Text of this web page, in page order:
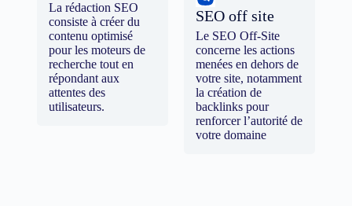
La rédaction SEO
consiste à créer du
contenu optimisé
pour les moteurs de
recherche tout en
répondant aux
attentes des
utilisateurs.
SEO off site
Le SEO Off-Site
concerne les actions
menées en dehors de
votre site, notamment
la création de
backlinks pour
renforcer l’autorité de
votre domaine